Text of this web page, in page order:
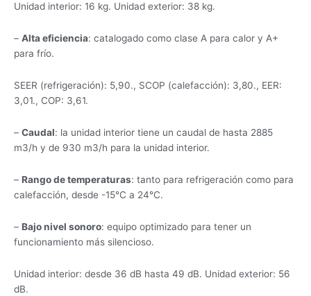
Unidad interior: 16 kg. Unidad exterior: 38 kg.
– Alta eficiencia: catalogado como clase A para calor y A+
para frío.
SEER (refrigeración): 5,90., SCOP (calefacción): 3,80., EER:
3,01., COP: 3,61.
– Caudal: la unidad interior tiene un caudal de hasta 2885
m3/h y de 930 m3/h para la unidad interior.
– Rango de temperaturas: tanto para refrigeración como para
calefacción, desde -15°C a 24°C.
– Bajo nivel sonoro: equipo optimizado para tener un
funcionamiento más silencioso.
Unidad interior: desde 36 dB hasta 49 dB. Unidad exterior: 56
dB.